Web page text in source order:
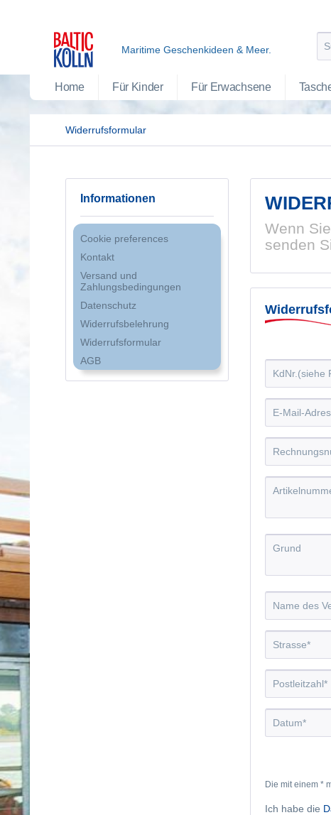
Maritime Geschenkideen & Meer.
Home Für Kinder Für Erwachsene
Widerrufsformular
Informationen
Cookie preferences
Kontakt
Versand und
Zahlungsbedingungen
Datenschutz
Widerrufsbelehrung
Widerrufsformular
AGB
Wenn
senden
Die mit einem *
Ich habe die